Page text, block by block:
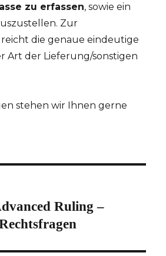
zu erfassen, sowie ein
Zur
die genaue eindeutige
Art der Lieferung/sonstigen
stehen wir Ihnen gerne
Ruling –